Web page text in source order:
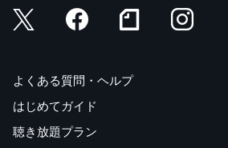
よくある質問・ヘルプ
はじめてガイド
聴き放題プラン